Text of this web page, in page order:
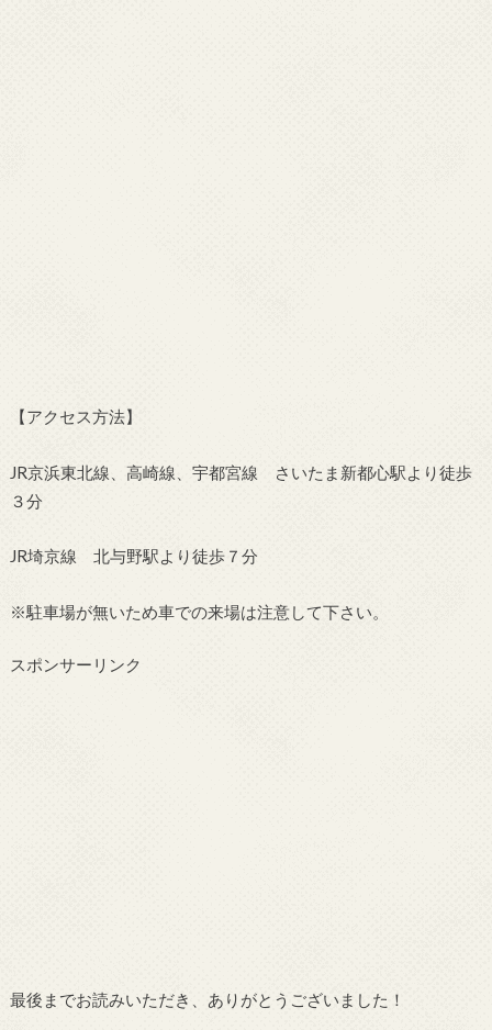
【アクセス方法】
JR京浜東北線、高崎線、宇都宮線 さいたま新都心駅より徒歩
３分
JR埼京線 北与野駅より徒歩７分
※駐車場が無いため車での来場は注意して下さい。
スポンサーリンク
最後までお読みいただき、ありがとうございました！